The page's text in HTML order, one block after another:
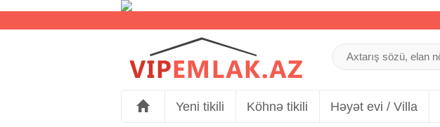
Yeni tikili Köhnə tikili Həyət evi / Villa